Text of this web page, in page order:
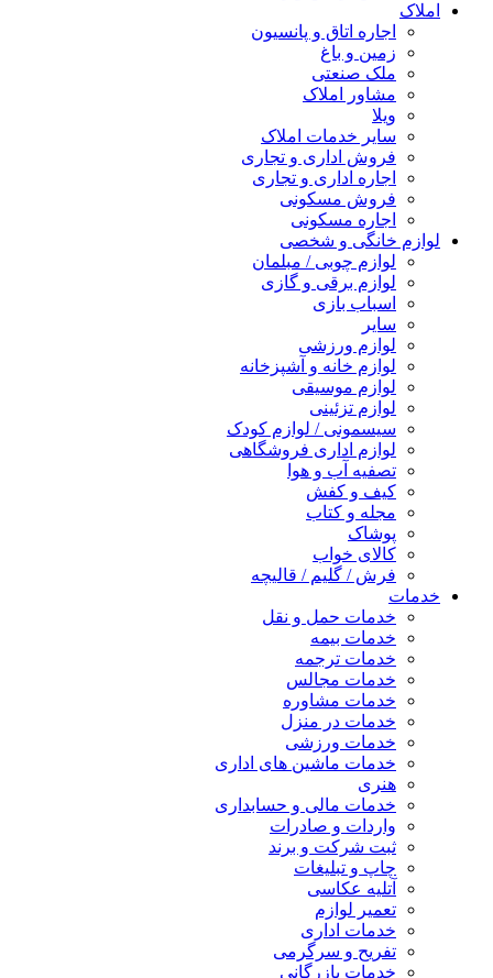
املاک
اجاره اتاق و پانسیون
زمین و باغ
ملک صنعتی
مشاور املاک
ویلا
سایر خدمات املاک
فروش اداری و تجاری
اجاره اداری و تجاری
فروش مسکونی
اجاره مسکونی
لوازم خانگی و شخصی
لوازم چوبی / مبلمان
لوازم برقی و گازی
اسباب بازی
سایر
لوازم ورزشی
لوازم خانه و آشپزخانه
لوازم موسیقی
لوازم تزئینی
سیسمونی / لوازم کودک
لوازم اداری فروشگاهی
تصفیه آب و هوا
کیف و کفش
مجله و کتاب
پوشاک
کالای خواب
فرش / گلیم / قالیچه
خدمات
خدمات حمل و نقل
خدمات بیمه
خدمات ترجمه
خدمات مجالس
خدمات مشاوره
خدمات در منزل
خدمات ورزشی
خدمات ماشین های اداری
هنری
خدمات مالی و حسابداری
واردات و صادرات
ثبت شرکت و برند
چاپ و تبلیغات
آتلیه عکاسی
تعمیر لوازم
خدمات اداری
تفریح و سرگرمی
خدمات بازرگانی